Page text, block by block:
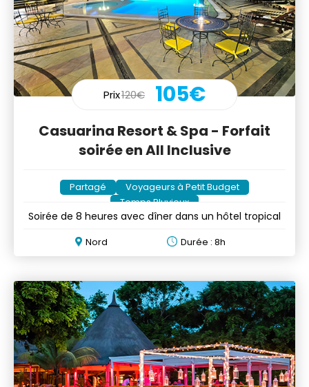
Prix120€ 105€
Casuarina Resort & Spa - Forfait
soirée en All Inclusive
Partagé
Voyageurs à Petit Budget
Temps Pluvieux
Soirée de 8 heures avec dîner dans un hôtel tropical
Nord Durée : 8h